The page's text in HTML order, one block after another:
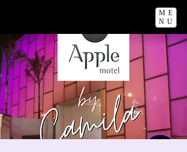
ME
NU